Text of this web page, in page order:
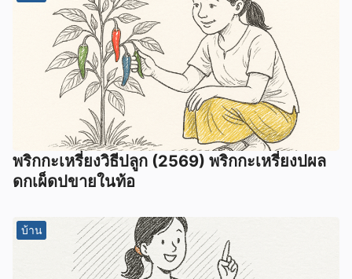
พริกกะเหรี่ยงวิธีปลูก (2569) พริกกะเหรี่ยงปผล
ดกเผ็ดปขายในท้อ
บ้าน